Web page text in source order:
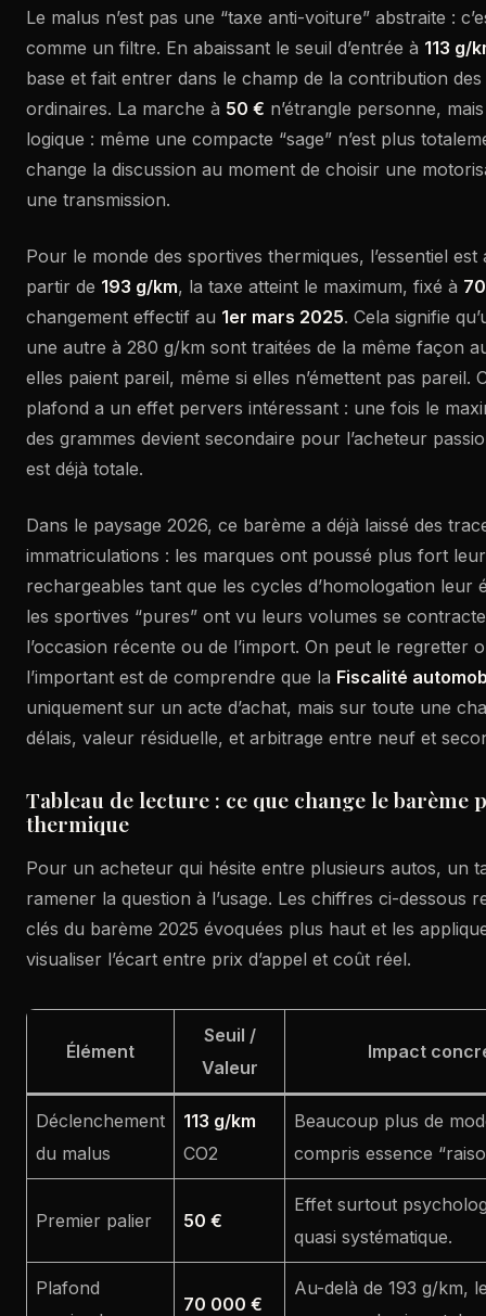
Le malus n’est pas une “taxe anti-voiture” abstraite :
comme un filtre. En abaissant le seuil d’entrée à 113 g/
base et fait entrer dans le champ de la contribution
ordinaires. La marche à 50 € n’étrangle personne,
logique : même une compacte “sage” n’est plus
change la discussion au moment de choisir une
une transmission.
Pour le monde des sportives thermiques, l’essentiel
partir de 193 g/km, la taxe atteint le maximum, fixé à
changement effectif au 1er mars 2025. Cela signifie
une autre à 280 g/km sont traitées de la même façon
elles paient pareil, même si elles n’émettent pas pareil.
plafond a un effet pervers intéressant : une fois le
des grammes devient secondaire pour l’acheteur
est déjà totale.
Dans le paysage 2026, ce barème a déjà laissé des
immatriculations : les marques ont poussé plus fort
rechargeables tant que les cycles d’homologation leur
les sportives “pures” ont vu leurs volumes se
l’occasion récente ou de l’import. On peut le regretter
l’important est de comprendre que la Fiscalité
uniquement sur un acte d’achat, mais sur toute une
délais, valeur résiduelle, et arbitrage entre neuf et
Tableau de lecture : ce que change le barème
thermique
Pour un acheteur qui hésite entre plusieurs autos, un
ramener la question à l’usage. Les chiffres ci-dessous
clés du barème 2025 évoquées plus haut et les
visualiser l’écart entre prix d’appel et coût réel.
Élément
Seuil /
Valeur
Impact
Déclenchement
du malus
113 g/km
CO2
Beaucoup plus de
compris essence
Premier palier 50 €
Effet surtout
quasi systématique.
Plafond
70 000 €
Au-delà de 193 g/km,